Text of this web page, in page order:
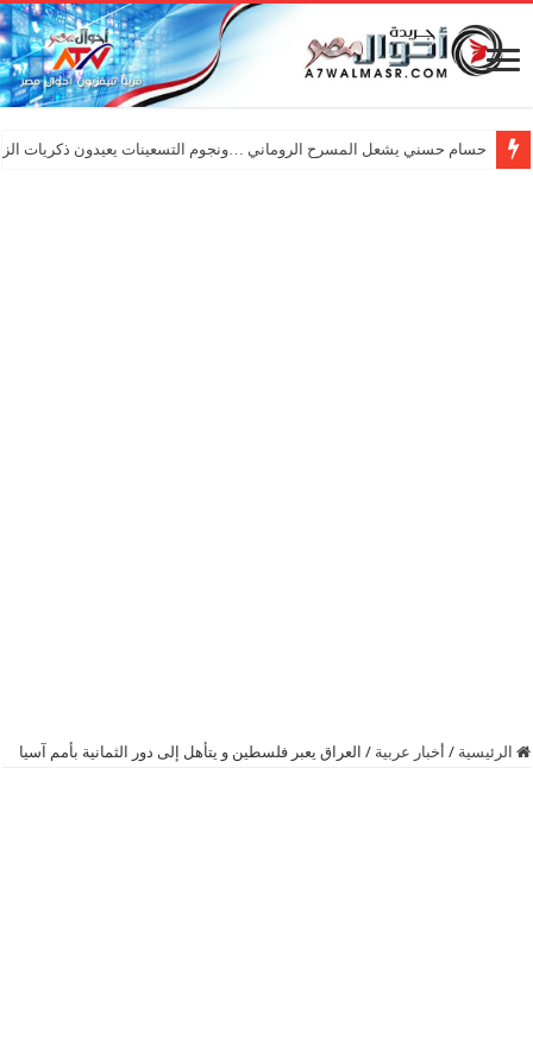
حسام حسني يشعل المسرح الروماني …ونجوم التسعينات يعيدون ذكريات
الرئيسية / أخبار عربية / ‫‏العراق‬ يعبر ‫‏فلسطين‬ و يتأهل إلى دور الثمانية بأمم آسيا